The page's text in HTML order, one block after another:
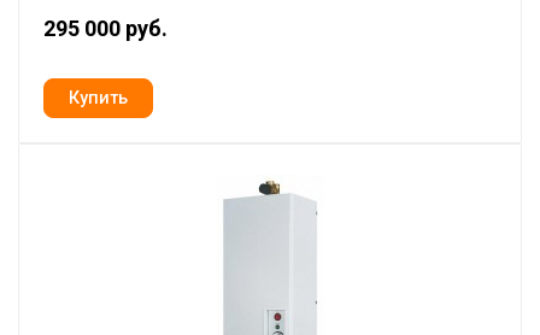
295 000 руб.